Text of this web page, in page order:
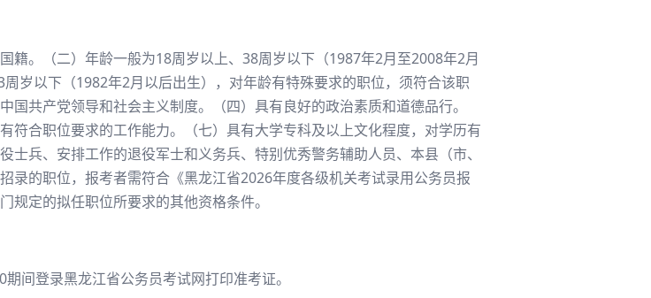
籍。（二）年龄一般为18周岁以上、38周岁以下（1987年2月至2008年2月
岁以下（1982年2月以后出生），对年龄有特殊要求的职位，须符合该职
共产党领导和社会主义制度。（四）具有良好的政治素质和道德品行。
符合职位要求的工作能力。（七）具有大学专科及以上文化程度，对学历有
兵、安排工作的退役军士和义务兵、特别优秀警务辅助人员、本县（市、
录的职位，报考者需符合《黑龙江省2026年度各级机关考试录用公务员报
定的拟任职位所要求的其他资格条件。
间登录黑龙江省公务员考试网打印准考证。